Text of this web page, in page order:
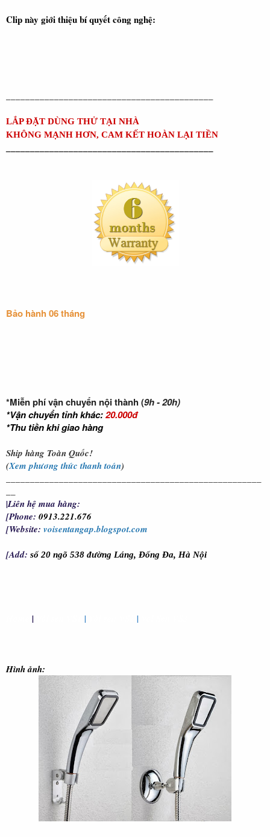
Clip này giới thiệu bí quyết công nghệ:
LẮP ĐẶT DÙNG THỬ TẠI NHÀ
KHÔNG MẠNH HƠN, CAM KẾT HOÀN LẠI TIỀN
Bảo hành 06 tháng
*Miễn phí vận chuyển nội thành (9h - 20h)
*Vận chuyển tỉnh khác:20.000đ
*Thu tiền khi giao hàng
Ship hàng Toàn Quốc!
(Xem phương thức thanh toán)
|Liên hệ mua hàng:
[Phone: 0913.221.676
[Website: voisentangap.blogspot.com
[Add: số 20 ngõ 538 đường Láng, Đống Đa, Hà Nội
| | |
Hình ảnh: